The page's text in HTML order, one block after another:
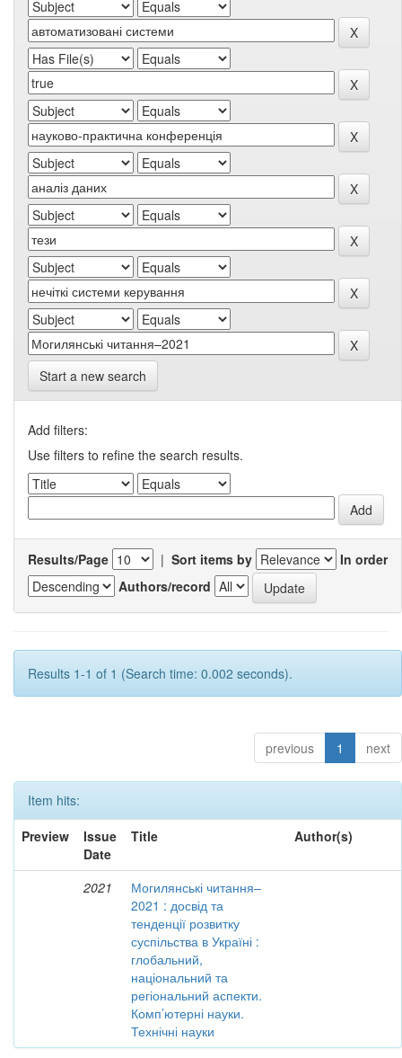
Start a new search
Add filters:
Use filters to refine the search results.
Results/Page | Sort items by
In order
Authors/record
Results 1-1 of 1 (Search time: 0.002 seconds).
previous 1 next
Item hits:
Preview
Issue
Date
Title Author(s)
2021
Могилянські читання–
2021 : досвід та
тенденції розвитку
суспільства в Україні :
глобальний,
національний та
регіональний аспекти.
Комп’ютерні науки.
Технічні науки